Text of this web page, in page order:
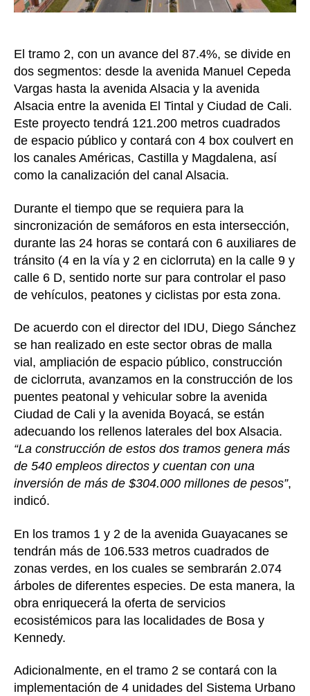
El tramo 2, con un avance del 87.4%, se divide en
dos segmentos: desde la avenida Manuel Cepeda
Vargas hasta la avenida Alsacia y la avenida
Alsacia entre la avenida El Tintal y Ciudad de Cali.
Este proyecto tendrá 121.200 metros cuadrados
de espacio público y contará con 4 box coulvert en
los canales Américas, Castilla y Magdalena, así
como la canalización del canal Alsacia.
Durante el tiempo que se requiera para la
sincronización de semáforos en esta intersección,
durante las 24 horas se contará con 6 auxiliares de
tránsito (4 en la vía y 2 en ciclorruta) en la calle 9 y
calle 6 D, sentido norte sur para controlar el paso
de vehículos, peatones y ciclistas por esta zona.
De acuerdo con el director del IDU, Diego Sánchez
se han realizado en este sector obras de malla
vial, ampliación de espacio público, construcción
de ciclorruta, avanzamos en la construcción de los
puentes peatonal y vehicular sobre la avenida
Ciudad de Cali y la avenida Boyacá, se están
adecuando los rellenos laterales del box Alsacia.
“La construcción de estos dos tramos genera más
de 540 empleos directos y cuentan con una
inversión de más de $304.000 millones de pesos”,
indicó.
En los tramos 1 y 2 de la avenida Guayacanes se
tendrán más de 106.533 metros cuadrados de
zonas verdes, en los cuales se sembrarán 2.074
árboles de diferentes especies. De esta manera, la
obra enriquecerá la oferta de servicios
ecosistémicos para las localidades de Bosa y
Kennedy.
Adicionalmente, en el tramo 2 se contará con la
implementación de 4 unidades del Sistema Urbano